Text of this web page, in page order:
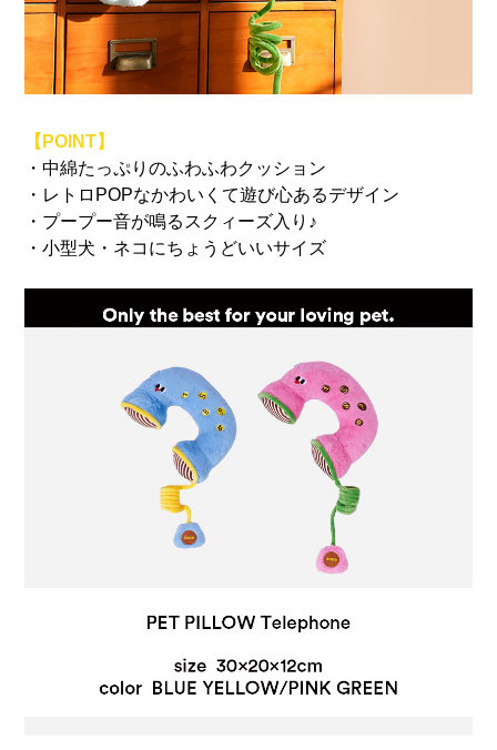
【POINT】
・中綿たっぷりのふわふわクッション
・レトロPOPなかわいくて遊び心あるデザイン
・プープー音が鳴るスクィーズ入り♪
・小型犬・ネコにちょうどいいサイズ